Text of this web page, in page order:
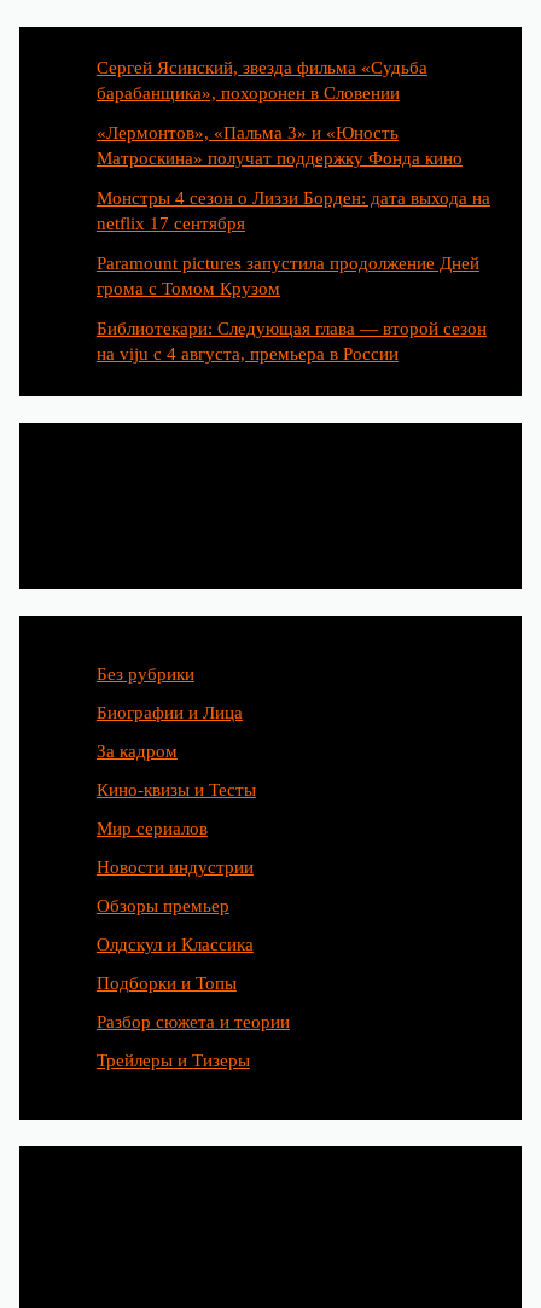
Сергей Ясинский, звезда фильма «Судьба
барабанщика», похоронен в Словении
«Лермонтов», «Пальма 3» и «Юность
Матроскина» получат поддержку Фонда кино
Монстры 4 сезон о Лиззи Борден: дата выхода на
netflix 17 сентября
Paramount pictures запустила продолжение Дней
грома с Томом Крузом
Библиотекари: Следующая глава — второй сезон
на viju с 4 августа, премьера в России
Без рубрики
Биографии и Лица
За кадром
Кино-квизы и Тесты
Мир сериалов
Новости индустрии
Обзоры премьер
Олдскул и Классика
Подборки и Топы
Разбор сюжета и теории
Трейлеры и Тизеры